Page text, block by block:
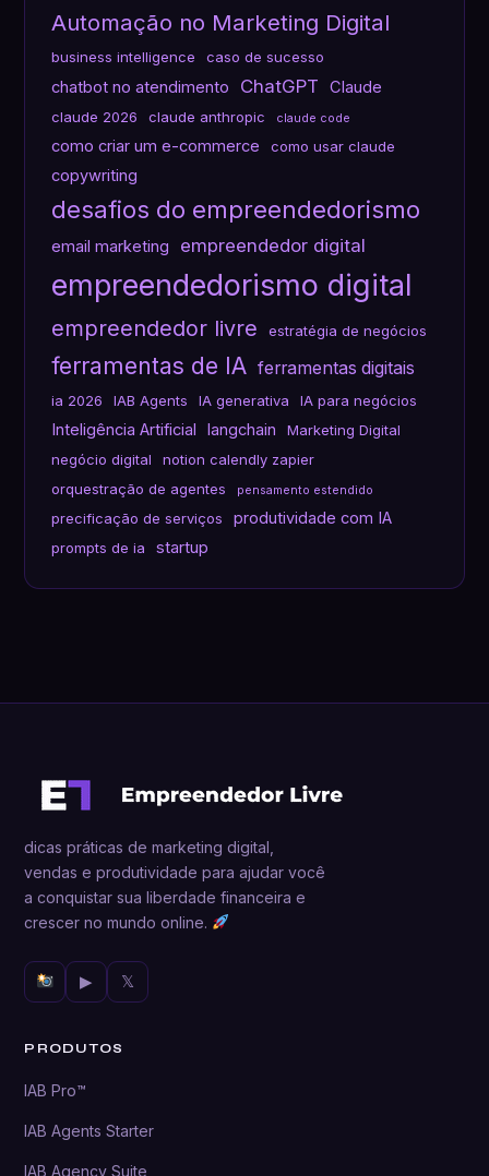
Automação no Marketing Digital
business intelligence caso de sucesso
chatbot no atendimento ChatGPT Claude
claude 2026 claude anthropic claude code
como criar um e-commerce como usar claude
copywriting
desafios do empreendedorismo
email marketing empreendedor digital
empreendedorismo digital
empreendedor livre estratégia de negócios
ferramentas de IA ferramentas digitais
ia 2026 IAB Agents IA generativa IA para negócios
Inteligência Artificial langchain
Marketing Digital
negócio digital
notion calendly zapier
orquestração de agentes
pensamento estendido
precificação de serviços produtividade com IA
prompts de ia startup
dicas práticas de marketing digital,
vendas e produtividade para ajudar você
a conquistar sua liberdade financeira e
crescer no mundo online.
▶ 𝕏
PRODUTOS
IAB Pro™
IAB Agents Starter
IAB Agency Suite